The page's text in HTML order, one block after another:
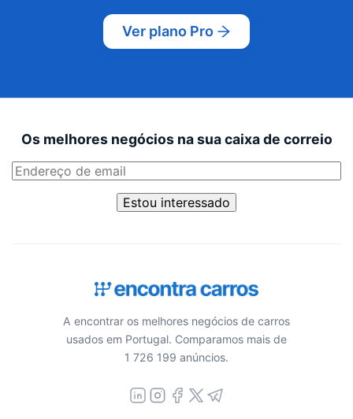
Ver plano Pro
Os melhores negócios na sua caixa de correio
Estou interessado
A encontrar os melhores negócios de carros
usados em Portugal. Comparamos mais de
1 726 199 anúncios.